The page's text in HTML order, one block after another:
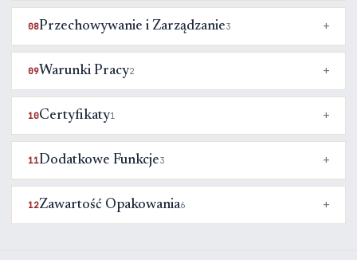
08Przechowywanie i Zarządzanie3
09Warunki Pracy2
10Certyfikaty1
11Dodatkowe Funkcje3
12Zawartość Opakowania6